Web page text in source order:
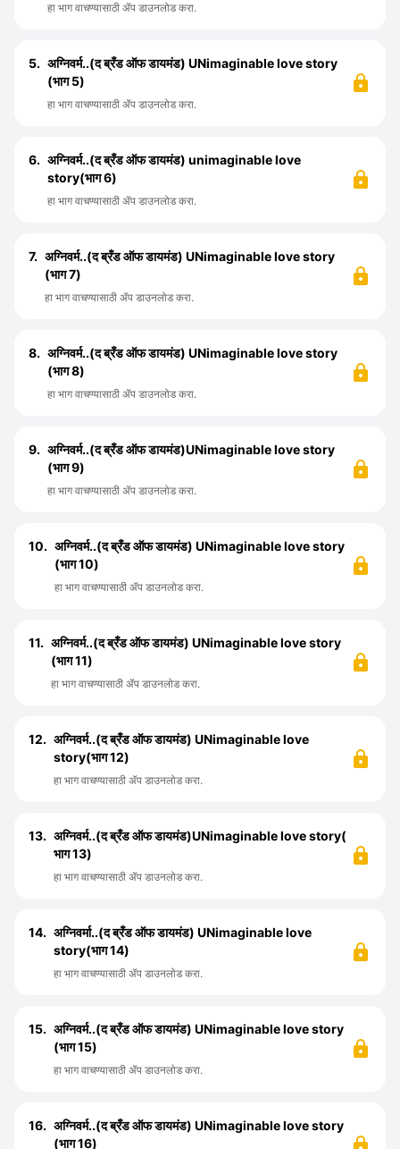
हा भाग वाचण्यासाठी ॲप डाउनलोड करा.
5. अग्निवर्म..(द ब्रँड ऑफ डायमंड) UNimaginable love story
(भाग 5)
हा भाग वाचण्यासाठी ॲप डाउनलोड करा.
6. अग्निवर्म..(द ब्रँड ऑफ डायमंड) unimaginable love
story(भाग 6)
हा भाग वाचण्यासाठी ॲप डाउनलोड करा.
7. अग्निवर्म..(द ब्रँड ऑफ डायमंड) UNimaginable love story
(भाग 7)
हा भाग वाचण्यासाठी ॲप डाउनलोड करा.
8. अग्निवर्म..(द ब्रँड ऑफ डायमंड) UNimaginable love story
(भाग 8)
हा भाग वाचण्यासाठी ॲप डाउनलोड करा.
9. अग्निवर्म..(द ब्रँड ऑफ डायमंड)UNimaginable love story
(भाग 9)
हा भाग वाचण्यासाठी ॲप डाउनलोड करा.
10. अग्निवर्म..(द ब्रँड ऑफ डायमंड) UNimaginable love story
(भाग 10)
हा भाग वाचण्यासाठी ॲप डाउनलोड करा.
11. अग्निवर्म..(द ब्रँड ऑफ डायमंड) UNimaginable love story
(भाग 11)
हा भाग वाचण्यासाठी ॲप डाउनलोड करा.
12. अग्निवर्म..(द ब्रँड ऑफ डायमंड) UNimaginable love
story(भाग 12)
हा भाग वाचण्यासाठी ॲप डाउनलोड करा.
13. अग्निवर्म..(द ब्रँड ऑफ डायमंड)UNimaginable love story(
भाग 13)
हा भाग वाचण्यासाठी ॲप डाउनलोड करा.
14. अग्निवर्मा..(द ब्रँड ऑफ डायमंड) UNimaginable love
story(भाग 14)
हा भाग वाचण्यासाठी ॲप डाउनलोड करा.
15. अग्निवर्म..(द ब्रँड ऑफ डायमंड) UNimaginable love story
(भाग 15)
हा भाग वाचण्यासाठी ॲप डाउनलोड करा.
16. अग्निवर्म..(द ब्रँड ऑफ डायमंड) UNimaginable love story
(भाग 16)